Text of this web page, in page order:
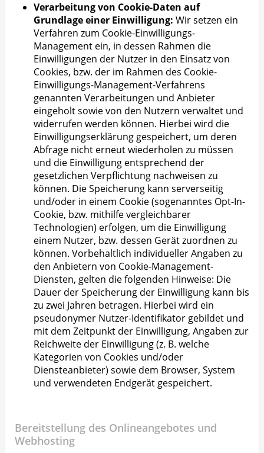
Verarbeitung von Cookie-Daten auf
Grundlage einer Einwilligung: Wir setzen ein
Verfahren zum Cookie-Einwilligungs-
Management ein, in dessen Rahmen die
Einwilligungen der Nutzer in den Einsatz von
Cookies, bzw. der im Rahmen des Cookie-
Einwilligungs-Management-Verfahrens
genannten Verarbeitungen und Anbieter
eingeholt sowie von den Nutzern verwaltet und
widerrufen werden können. Hierbei wird die
Einwilligungserklärung gespeichert, um deren
Abfrage nicht erneut wiederholen zu müssen
und die Einwilligung entsprechend der
gesetzlichen Verpflichtung nachweisen zu
können. Die Speicherung kann serverseitig
und/oder in einem Cookie (sogenanntes Opt-In-
Cookie, bzw. mithilfe vergleichbarer
Technologien) erfolgen, um die Einwilligung
einem Nutzer, bzw. dessen Gerät zuordnen zu
können. Vorbehaltlich individueller Angaben zu
den Anbietern von Cookie-Management-
Diensten, gelten die folgenden Hinweise: Die
Dauer der Speicherung der Einwilligung kann bis
zu zwei Jahren betragen. Hierbei wird ein
pseudonymer Nutzer-Identifikator gebildet und
mit dem Zeitpunkt der Einwilligung, Angaben zur
Reichweite der Einwilligung (z. B. welche
Kategorien von Cookies und/oder
Diensteanbieter) sowie dem Browser, System
und verwendeten Endgerät gespeichert.
Bereitstellung des Onlineangebotes und
Webhosting